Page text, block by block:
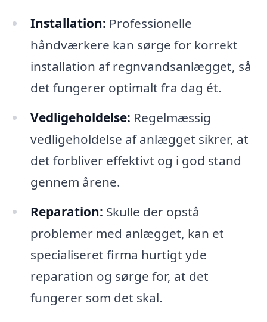
Installation: Professionelle
håndværkere kan sørge for korrekt
installation af regnvandsanlægget, så
det fungerer optimalt fra dag ét.
Vedligeholdelse: Regelmæssig
vedligeholdelse af anlægget sikrer, at
det forbliver effektivt og i god stand
gennem årene.
Reparation: Skulle der opstå
problemer med anlægget, kan et
specialiseret firma hurtigt yde
reparation og sørge for, at det
fungerer som det skal.